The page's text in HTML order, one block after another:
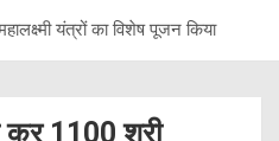
यंत्रों का विशेष पूजन किया
कर 1100 श्री